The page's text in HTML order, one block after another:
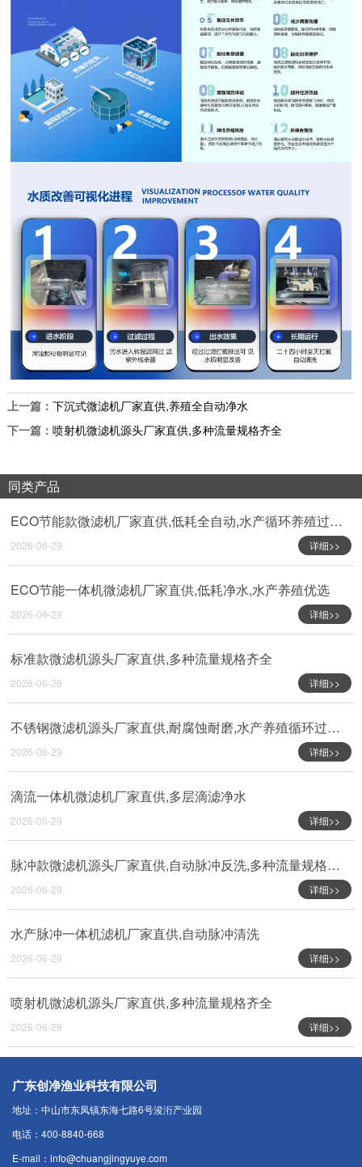
上一篇： 下沉式微滤机厂家直供,养殖全自动净水
下一篇： 喷射机微滤机源头厂家直供,多种流量规格齐全
同类产品
ECO节能款微滤机厂家直供,低耗全自动,水产循环养殖过滤设备
2026-06-29 详细>>
ECO节能一体机微滤机厂家直供,低耗净水,水产养殖优选
2026-06-29 详细>>
标准款微滤机源头厂家直供,多种流量规格齐全
2026-06-29 详细>>
不锈钢微滤机源头厂家直供,耐腐蚀耐磨,水产养殖循环过滤专用
2026-06-29 详细>>
滴流一体机微滤机厂家直供,多层滴滤净水
2026-06-29 详细>>
脉冲款微滤机源头厂家直供,自动脉冲反洗,多种流量规格齐全
2026-06-29 详细>>
水产脉冲一体机滤机厂家直供,自动脉冲清洗
2026-06-29 详细>>
喷射机微滤机源头厂家直供,多种流量规格齐全
2026-06-29 详细>>
广东创净渔业科技有限公司
地址：中山市东凤镇东海七路6号浚洐产业园
电话：400-8840-668
E-mail：info@chuangjingyuye.com